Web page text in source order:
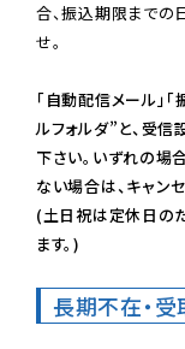
合、振込期限までの
せ。
「自動配信メール」
ルフォルダ”と、受
下さい。いずれの場
ない場合は、キャン
(土日祝は定休日の
ます。)
長期不在・